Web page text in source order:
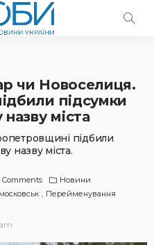
чи Новоселиця.
підсумки
міста
підбили
назву міста.
Comments
Новини
Перейменування